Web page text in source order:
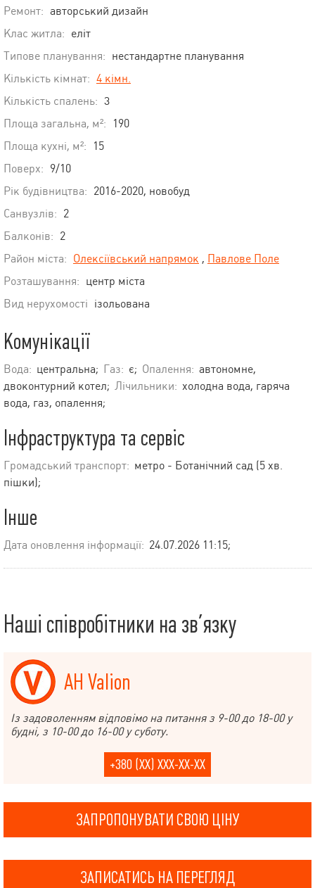
Ремонт: авторський дизайн
Клас житла: еліт
Типове планування: нестандартне планування
Кількість кімнат: 4 кімн.
Кількість спалень: 3
Площа загальна, м²:
190
Площа кухні, м²:
15
Поверх: 9/10
Рік будівництва: 2016-2020, новобуд
Санвузлів: 2
Балконів: 2
Район міста: Олексіївський напрямок , Павлове Поле
Розташування: центр міста
Вид нерухомості ізольована
Комунікації
Вода: центральна; Газ: є; Опалення: автономне,
двоконтурний котел; Лічильники: холодна вода, гаряча
вода, газ, опалення;
Інфраструктура та сервіс
Громадський транспорт: метро - Ботанічний сад (5 хв.
пішки);
Інше
Дата оновлення інформації: 24.07.2026 11:15;
Наші співробітники на зв’язку
АН Valion
Із задоволенням відповімо на питання з 9-00 до 18-00 у
будні, з 10-00 до 16-00 у суботу.
+380 (XX) XXX-XX-XX
ЗАПРОПОНУВАТИ СВОЮ ЦІНУ
ЗАПИСАТИСЬ НА ПЕРЕГЛЯД